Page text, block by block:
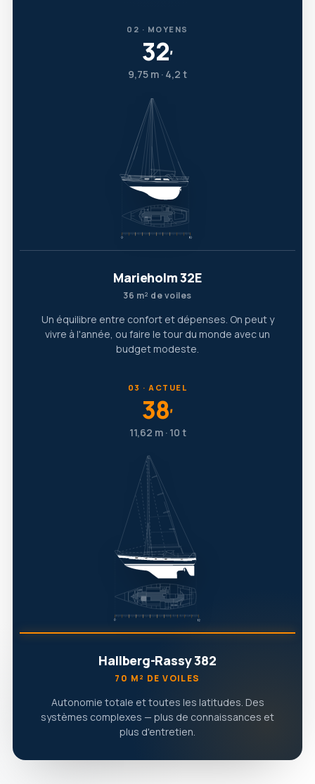
02 · MOYENS
32′
9,75 m · 4,2 t
Marieholm 32E
36 m² de voiles
Un équilibre entre confort et dépenses. On peut y
vivre à l'année, ou faire le tour du monde avec un
budget modeste.
03 · ACTUEL
38′
11,62 m · 10 t
Hallberg-Rassy 382
70 M² DE VOILES
Autonomie totale et toutes les latitudes. Des
systèmes complexes — plus de connaissances et
plus d'entretien.